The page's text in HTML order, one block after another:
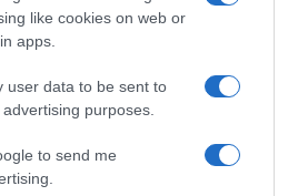
like cookies on web or
apps.
user data to be sent to
purposes.
to send me
CHI SIAMO
nasce dall'idea di
di chef navigati e cuochi